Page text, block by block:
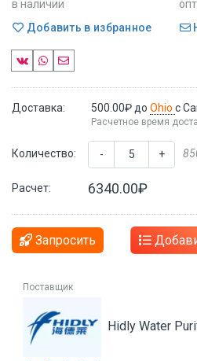
в наличии
Добавить в избранное
Доставка: 500.00₽ до Ohio с
Расчетное время
Количество: - +
Расчет: 6340.00₽
Запросить
Поставщик
Hidly Water